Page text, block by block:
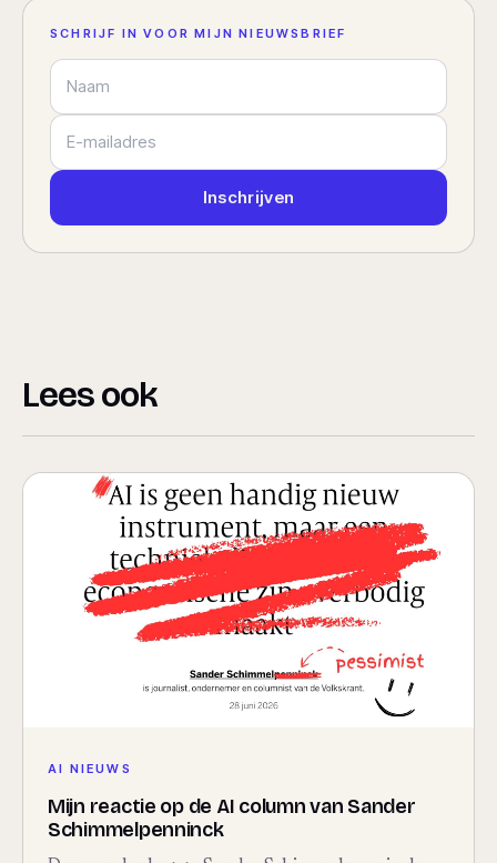
SCHRIJF IN VOOR MIJN NIEUWSBRIEF
Naam
E-mailadres
Inschrijven
Lees ook
AI NIEUWS
Mijn reactie op de AI column van Sander
Schimmelpenninck